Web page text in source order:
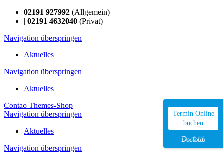
02191 927992 (Allgemein)
| 02191 4632040 (Privat)
Navigation überspringen
Aktuelles
Navigation überspringen
Aktuelles
Contao Themes-Shop
Navigation überspringen
Aktuelles
Navigation überspringen
Termin Online
buchen